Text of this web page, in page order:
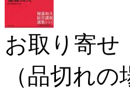
お取り寄せ
（品切れ